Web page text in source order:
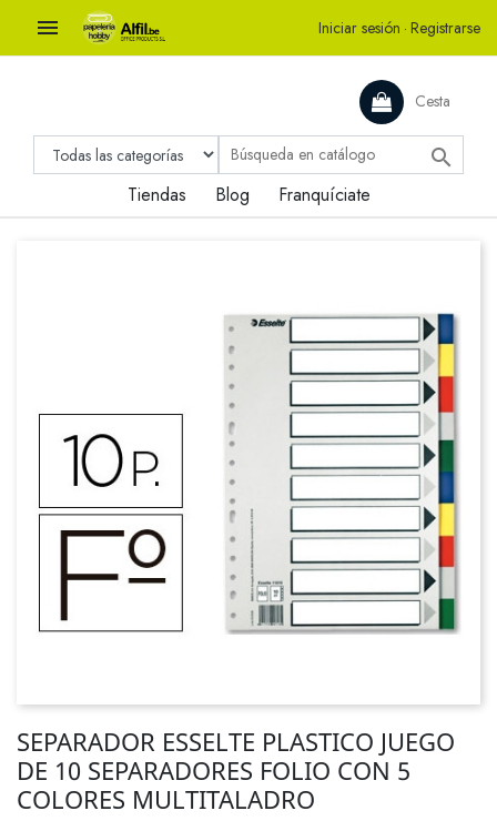
 Iniciar sesión · Registrarse
Cesta

Tiendas Blog Franquíciate
SEPARADOR ESSELTE PLASTICO JUEGO
DE 10 SEPARADORES FOLIO CON 5
COLORES MULTITALADRO